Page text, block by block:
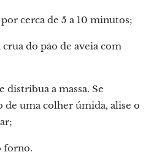
cerca de 5 a 10 minutos;
do pão de aveia com
distribua a massa. Se
de uma colher úmida, alise o
forno.